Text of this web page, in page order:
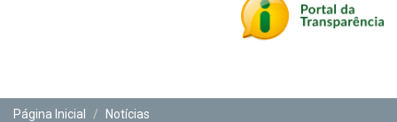
Página Inicial
Notícias